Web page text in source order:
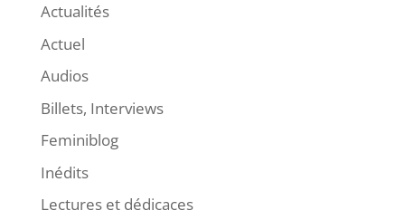
Actualités
Actuel
Audios
Billets, Interviews
Feminiblog
Inédits
Lectures et dédicaces